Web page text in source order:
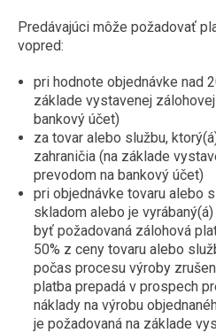
Predávajúci môže požadovať
vopred:
pri hodnote objednávke nad
základe vystavenej
bankový účet)
za tovar alebo službu,
zahraničia (na základe
prevodom na bankový účet)
pri objednávke tovaru alebo
skladom alebo je
byť požadovaná zálohová
50% z ceny tovaru alebo
počas procesu výroby
platba prepadá v prospech
náklady na výrobu
je požadovaná na základe